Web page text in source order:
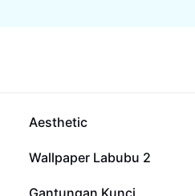
40.5K
Aesthetic
11K
Wallpaper Labubu 2
966
Gantungan Kunci